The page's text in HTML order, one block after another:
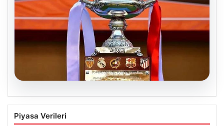
07.08.2026
İspanya Süper Kupası İstanbul’da
Heyecan Dalga Dalga Yayılıyor!
Piyasa Verileri